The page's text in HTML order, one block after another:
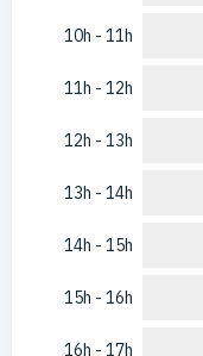
10h - 11h
11h - 12h
12h - 13h
13h - 14h
14h - 15h
15h - 16h
16h - 17h